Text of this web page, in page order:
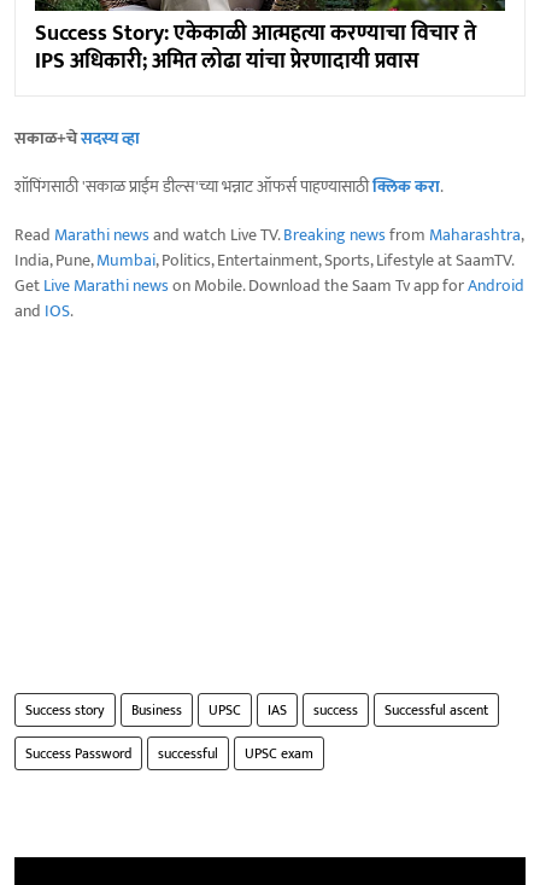
Success Story: एकेकाळी आत्महत्या करण्याचा विचार ते
IPS अधिकारी; अमित लोढा यांचा प्रेरणादायी प्रवास
सकाळ+चेसदस्य व्हा
शॉपिंगसाठी 'सकाळ प्राईम डील्स'च्या भन्नाट ऑफर्स पाहण्यासाठीक्लिक करा.
Read Marathi newsand watch Live TV.Breaking newsfrom Maharashtra,
India, Pune,Mumbai, Politics, Entertainment, Sports, Lifestyle at SaamTV.
GetLive Marathi newson Mobile. Download the Saam Tv app forAndroid
and IOS.
Success story Business UPSC IAS success
Successful ascent
Success Password
successful UPSC exam